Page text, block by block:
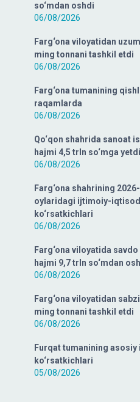
so‘mdan oshdi
06/08/2026
Farg‘ona viloyatidan
ming tonnani tashkil etdi
06/08/2026
Farg‘ona tumanining
raqamlarda
06/08/2026
Qo‘qon shahrida sanoat
hajmi 4,5 trln so‘mga yetdi
06/08/2026
Farg‘ona shahrining
oylaridagi ijtimoiy-
ko‘rsatkichlari
06/08/2026
Farg‘ona viloyatida
hajmi 9,7 trln so‘mdan
06/08/2026
Farg‘ona viloyatidan
ming tonnani tashkil etdi
06/08/2026
Furqat tumanining
ko‘rsatkichlari
05/08/2026